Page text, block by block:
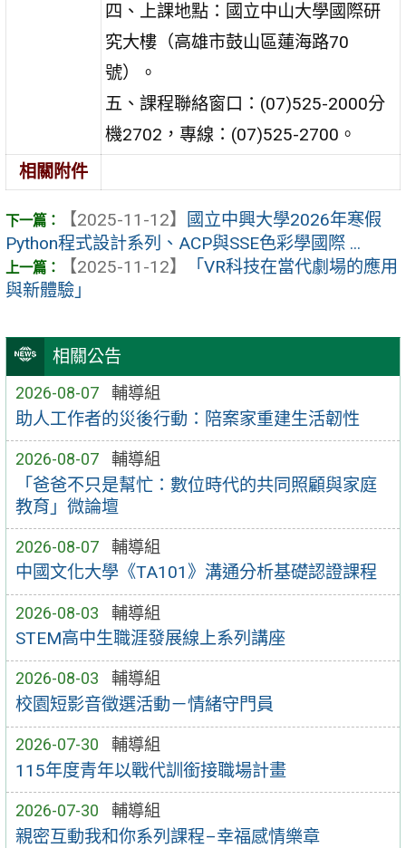
相關公告
2026-08-07 輔導組
助人工作者的災後行動：陪案家重建生活韌性
2026-08-07 輔導組
「爸爸不只是幫忙：數位時代的共同照顧與家庭
教育」微論壇
2026-08-07 輔導組
中國文化大學《TA101》溝通分析基礎認證課程
2026-08-03 輔導組
STEM高中生職涯發展線上系列講座
2026-08-03 輔導組
校園短影音徵選活動－情緒守門員
2026-07-30 輔導組
115年度青年以戰代訓銜接職場計畫
2026-07-30 輔導組
親密互動我和你系列課程–幸福感情樂章
四、上課地點：國立中山大學國際研
究大樓（高雄市鼓山區蓮海路70
號）。
五、課程聯絡窗口：(07)525-2000分
機2702，專線：(07)525-2700。
相關附件
【2025-11-12】
國立中興大學2026年寒假
Python程式設計系列、ACP與SSE色彩學國際 ...
【2025-11-12】
「VR科技在當代劇場的應用
與新體驗」